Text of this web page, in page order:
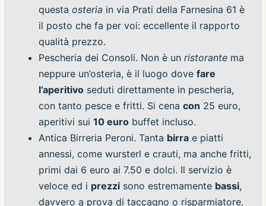
questa osteria in via Prati della Farnesina 61 è
il posto che fa per voi: eccellente il rapporto
qualità prezzo.
Pescheria dei Consoli. Non è un ristorante ma
neppure un’osteria, è il luogo dove fare
l’aperitivo seduti direttamente in pescheria,
con tanto pesce e fritti. Si cena con 25 euro,
aperitivi sui 10 euro buffet incluso.
Antica Birreria Peroni. Tanta birra e piatti
annessi, come wursterl e crauti, ma anche fritti,
primi dai 6 euro ai 7.50 e dolci. Il servizio è
veloce ed i prezzi sono estremamente bassi,
davvero a prova di taccagno o risparmiatore.